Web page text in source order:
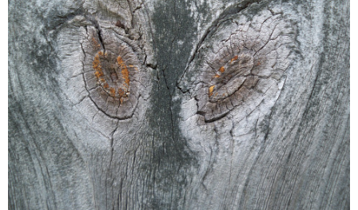
„Greisendampf“ hat am 3. April 2017 Premiere im Münchener
„Schlachthof“.
Heute betreibt Bernd Späth eine eigene Coachingpraxis in
München. Dazu arbeitet er als Schriftsteller und Theaterproduzent.